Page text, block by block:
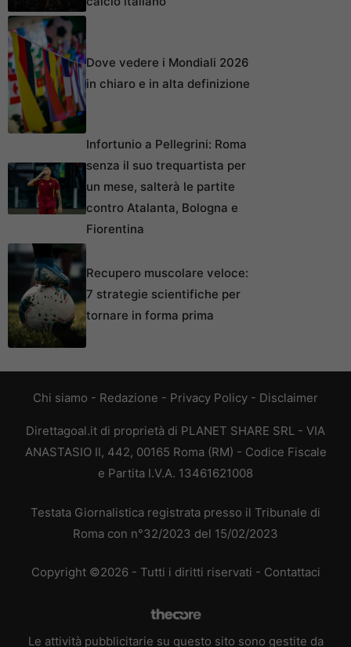
Dove vedere i Mondiali 2026
in chiaro e in alta definizione
Infortunio a Pellegrini: Roma
senza il suo trequartista per
un mese, salterà le partite
contro Atalanta, Bologna e
Fiorentina
Recupero muscolare veloce:
7 strategie scientifiche per
tornare in forma prima
Chi siamo - Redazione - Privacy Policy - Disclaimer
Direttagoal.it di proprietà di PLANET SHARE SRL - VIA
ANASTASIO II, 442, 00165 Roma (RM) - Codice Fiscale
e Partita I.V.A. 13461621008
Testata Giornalistica registrata presso il Tribunale di
Roma con n°32/2023 del 15/02/2023
Copyright ©2026 - Tutti i diritti riservati - Contattaci
Le attività pubblicitarie su questo sito sono gestite da